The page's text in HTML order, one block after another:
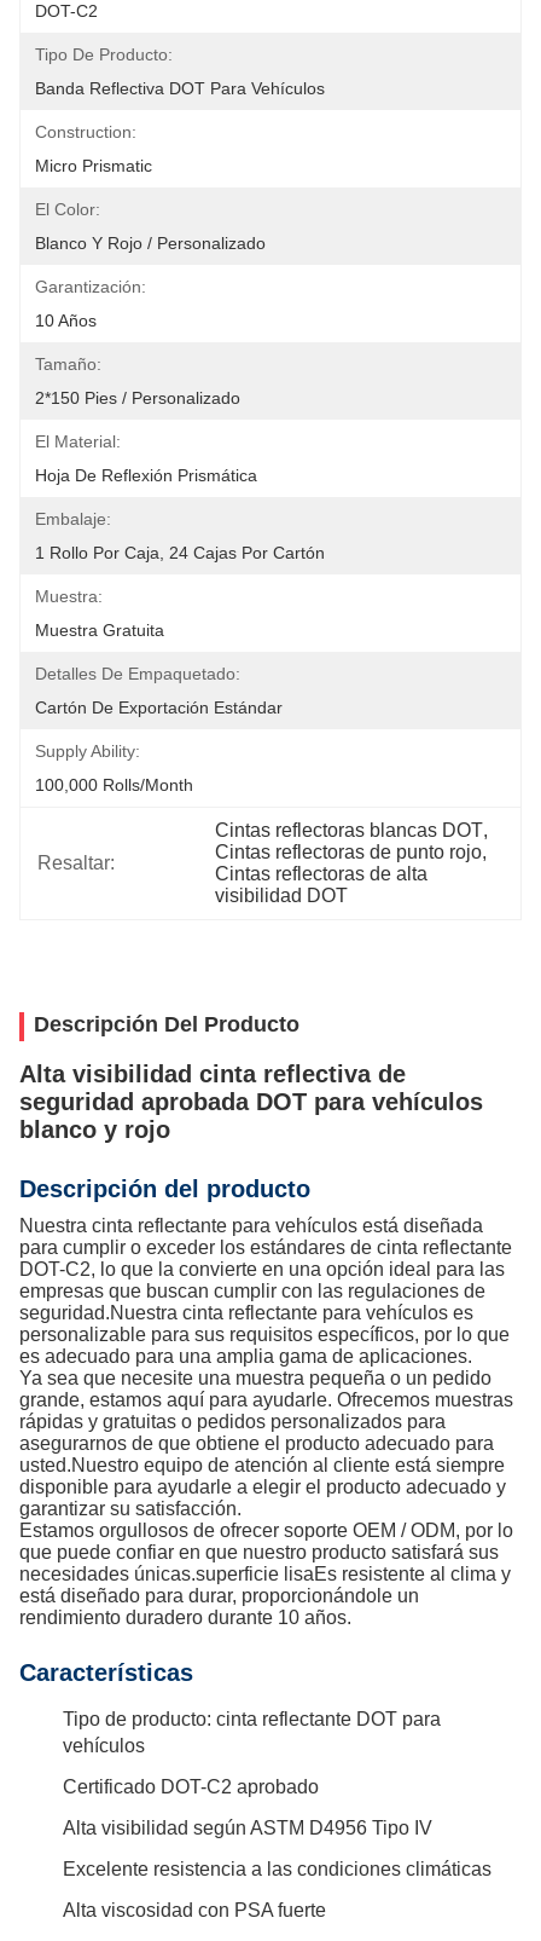
DOT-C2
Tipo De Producto:
Banda Reflectiva DOT Para Vehículos
Construction:
Micro Prismatic
El Color:
Blanco Y Rojo / Personalizado
Garantización:
10 Años
Tamaño:
2*150 Pies / Personalizado
El Material:
Hoja De Reflexión Prismática
Embalaje:
1 Rollo Por Caja, 24 Cajas Por Cartón
Muestra:
Muestra Gratuita
Detalles De Empaquetado:
Cartón De Exportación Estándar
Supply Ability:
100,000 Rolls/month
Resaltar:
Cintas reflectoras blancas DOT,
Cintas reflectoras de punto rojo,
Cintas reflectoras de alta
visibilidad DOT
Descripción Del Producto
Alta visibilidad cinta reflectiva de
seguridad aprobada DOT para vehículos
blanco y rojo
Descripción del producto
Nuestra cinta reflectante para vehículos está diseñada
para cumplir o exceder los estándares de cinta reflectante
DOT-C2, lo que la convierte en una opción ideal para las
empresas que buscan cumplir con las regulaciones de
seguridad.Nuestra cinta reflectante para vehículos es
personalizable para sus requisitos específicos, por lo que
es adecuado para una amplia gama de aplicaciones.
Ya sea que necesite una muestra pequeña o un pedido
grande, estamos aquí para ayudarle. Ofrecemos muestras
rápidas y gratuitas o pedidos personalizados para
asegurarnos de que obtiene el producto adecuado para
usted.Nuestro equipo de atención al cliente está siempre
disponible para ayudarle a elegir el producto adecuado y
garantizar su satisfacción.
Estamos orgullosos de ofrecer soporte OEM / ODM, por lo
que puede confiar en que nuestro producto satisfará sus
necesidades únicas.superficie lisaEs resistente al clima y
está diseñado para durar, proporcionándole un
rendimiento duradero durante 10 años.
Características
Tipo de producto: cinta reflectante DOT para
vehículos
Certificado DOT-C2 aprobado
Alta visibilidad según ASTM D4956 Tipo IV
Excelente resistencia a las condiciones climáticas
Alta viscosidad con PSA fuerte